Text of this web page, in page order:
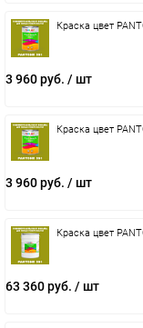
Краска цвет
3 960 руб. / шт
Краска цвет
3 960 руб. / шт
Краска цвет
63 360 руб. / шт